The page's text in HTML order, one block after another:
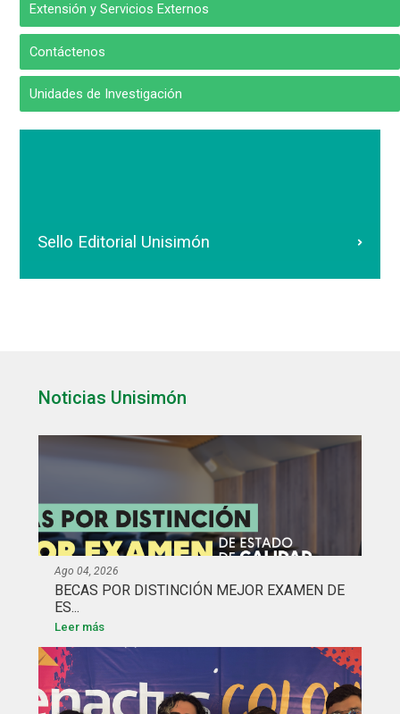
Extensión y Servicios Externos
Contáctenos
Unidades de Investigación
Sello Editorial Unisimón
Noticias Unisimón
Ago 04, 2026
BECAS POR DISTINCIÓN MEJOR EXAMEN DE
ES...
Leer más